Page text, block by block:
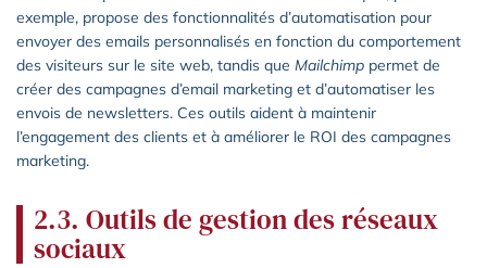
exemple, propose des fonctionnalités d’automatisation pour
envoyer des emails personnalisés en fonction du comportement
des visiteurs sur le site web, tandis que Mailchimp permet de
créer des campagnes d’email marketing et d’automatiser les
envois de newsletters. Ces outils aident à maintenir
l’engagement des clients et à améliorer le ROI des campagnes
marketing.
2.3. Outils de gestion des réseaux
sociaux